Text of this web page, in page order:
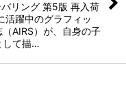
リング 第5版 再入荷
活躍中のグラフィッ
AIRS）が、自身の子
して描…